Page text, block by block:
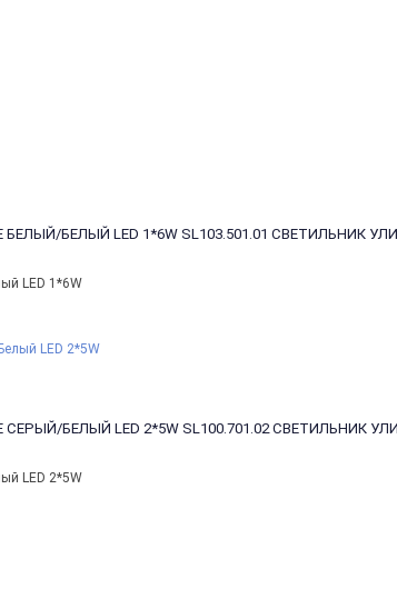
БЕЛЫЙ/БЕЛЫЙ LED 1*6W SL103.501.01 СВЕТИЛЬНИК
LED 1*6W
СЕРЫЙ/БЕЛЫЙ LED 2*5W SL100.701.02 СВЕТИЛЬНИК
LED 2*5W